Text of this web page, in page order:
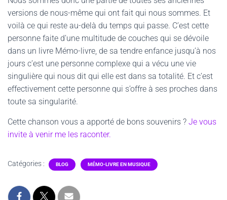
versions de nous-même qui ont fait qui nous sommes. Et
voilà ce qui reste au-delà du temps qui passe. C’est cette
personne faite d’une multitude de couches qui se dévoile
dans un livre Mémo-livre, de sa tendre enfance jusqu’à nos
jours c’est une personne complexe qui a vécu une vie
singulière qui nous dit qui elle est dans sa totalité. Et c’est
effectivement cette personne qui s’offre à ses proches dans
toute sa singularité.
Cette chanson vous a apporté de bons souvenirs ? Je vous
invite à venir me les raconter.
Catégories : BLOG MÉMO-LIVRE EN MUSIQUE